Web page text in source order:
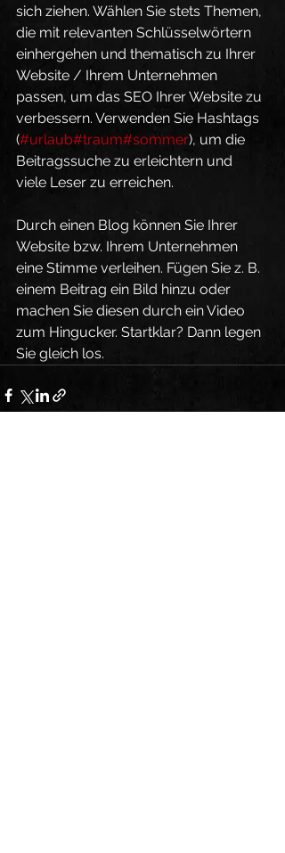
sich ziehen. Wählen Sie stets Themen,
die mit relevanten Schlüsselwörtern
einhergehen und thematisch zu Ihrer
Website / Ihrem Unternehmen
passen, um das SEO Ihrer Website zu
verbessern. Verwenden Sie Hashtags
(#urlaub#traum#sommer), um die
Beitragssuche zu erleichtern und
viele Leser zu erreichen.
Durch einen Blog können Sie Ihrer
Website bzw. Ihrem Unternehmen
eine Stimme verleihen. Fügen Sie z. B.
einem Beitrag ein Bild hinzu oder
machen Sie diesen durch ein Video
zum Hingucker. Startklar? Dann legen
Sie gleich los.